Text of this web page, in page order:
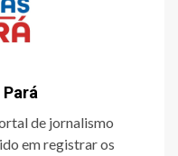
de jornalismo
em registrar os